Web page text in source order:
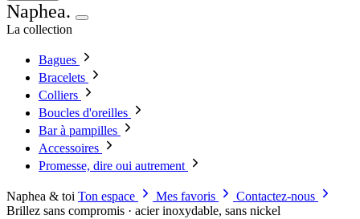
Naphea.
La collection
Bagues
Bracelets
Colliers
Boucles d'oreilles
Bar à pampilles
Accessoires
Promesse, dire oui autrement
Naphea & toi Ton espace Mes favoris
Contactez-nous
Brillez sans compromis · acier inoxydable, sans nickel